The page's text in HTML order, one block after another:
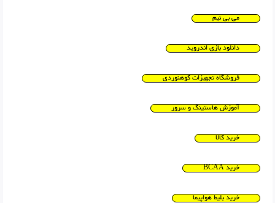
می بی نیم
دانلود بازی اندروید
فروشگاه تجهیزات کوهنوردی
آموزش هاستینگ و سرور
خرید کالا
خرید BCAA
خرید بلیط هواپیما